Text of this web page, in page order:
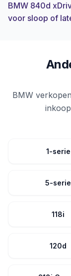
BMW 840d
voor sloop of
BMW
1-serie
5-serie
118i
120d